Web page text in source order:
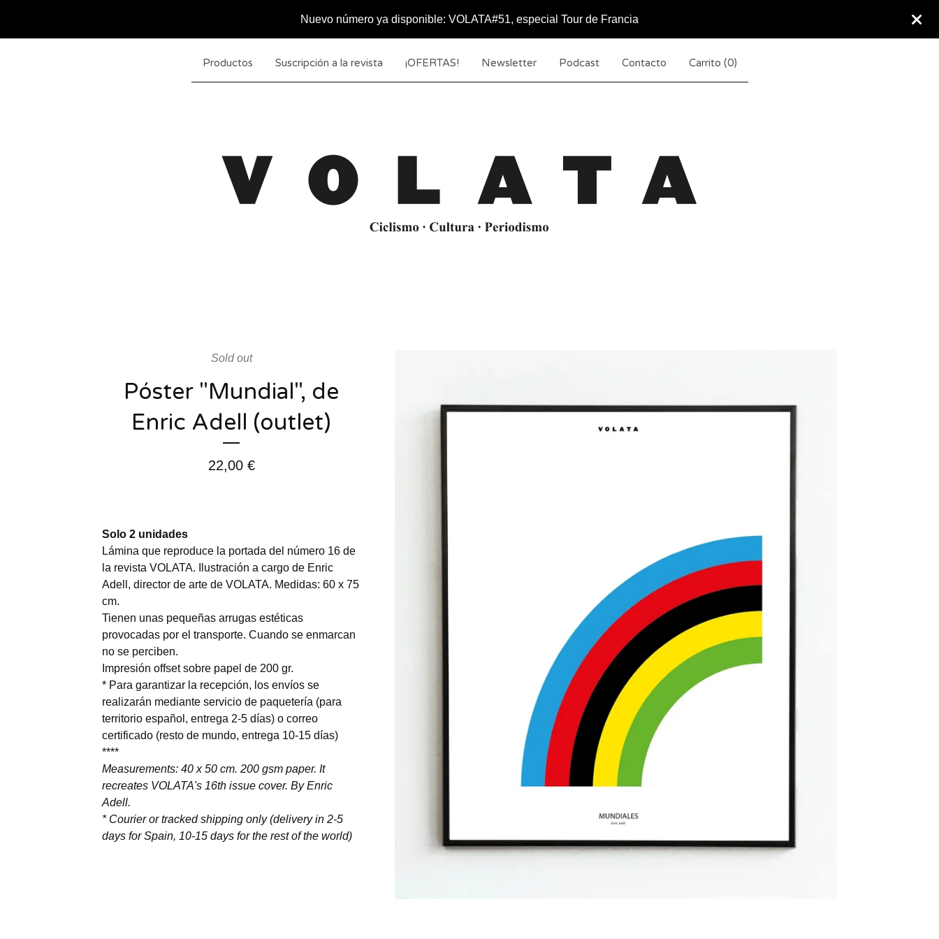
Nuevo número ya disponible: VOLATA#51, especial Tour de Francia
Productos Suscripción a la revista ¡OFERTAS! Newsletter Podcast Contacto Carrito (0)
Sold out
Póster "Mundial", de
Enric Adell (outlet)
22,00 €
Solo 2 unidades
Lámina que reproduce la portada del número 16 de
la revista VOLATA. Ilustración a cargo de Enric
Adell, director de arte de VOLATA. Medidas: 60 x 75
cm.
Tienen unas pequeñas arrugas estéticas
provocadas por el transporte. Cuando se enmarcan
no se perciben.
Impresión offset sobre papel de 200 gr.
* Para garantizar la recepción, los envíos se
realizarán mediante servicio de paquetería (para
territorio español, entrega 2-5 días) o correo
certificado (resto de mundo, entrega 10-15 días)
****
Measurements: 40 x 50 cm. 200 gsm paper. It
recreates VOLATA's 16th issue cover. By Enric
Adell.
* Courier or tracked shipping only (delivery in 2-5
days for Spain, 10-15 days for the rest of the world)